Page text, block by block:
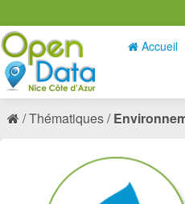
Accueil
Thématiques